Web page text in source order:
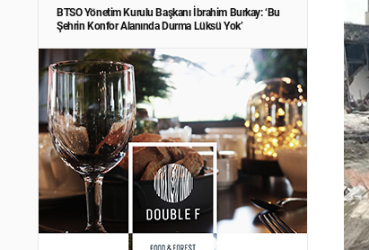
BTSO Yönetim Kurulu Başkanı İbrahim Burkay: ‘Bu
Şehrin Konfor Alanında Durma Lüksü Yok’